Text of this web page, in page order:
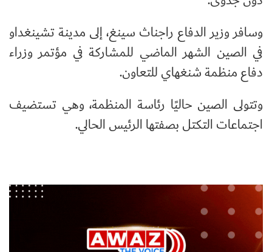
وسافر وزير الدفاع راجناث سينغ، إلى مدينة تشينغداو
في الصين الشهر الماضي للمشاركة في مؤتمر وزراء
دفاع منظمة شنغهاي للتعاون.
وتتولى الصين حاليًا رئاسة المنظمة، وهي تستضيف
اجتماعات التكتل بصفتها الرئيس الحالي.